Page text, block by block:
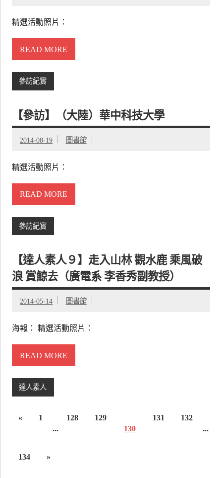
精選活動照片：
READ MORE
參訪紀實
【參訪】（大陸）華中科技大學
2014-08-19 圖書館
精選活動照片：
READ MORE
參訪紀實
【達人素人９】走入山林 觀水鹿 乘風破
浪 賞鯨去（廣電系 李香秀副教授）
2014-05-14 圖書館
海報： 精選活動照片：
READ MORE
達人素人
«
1
...
128
129
130
131
132
...
134 »